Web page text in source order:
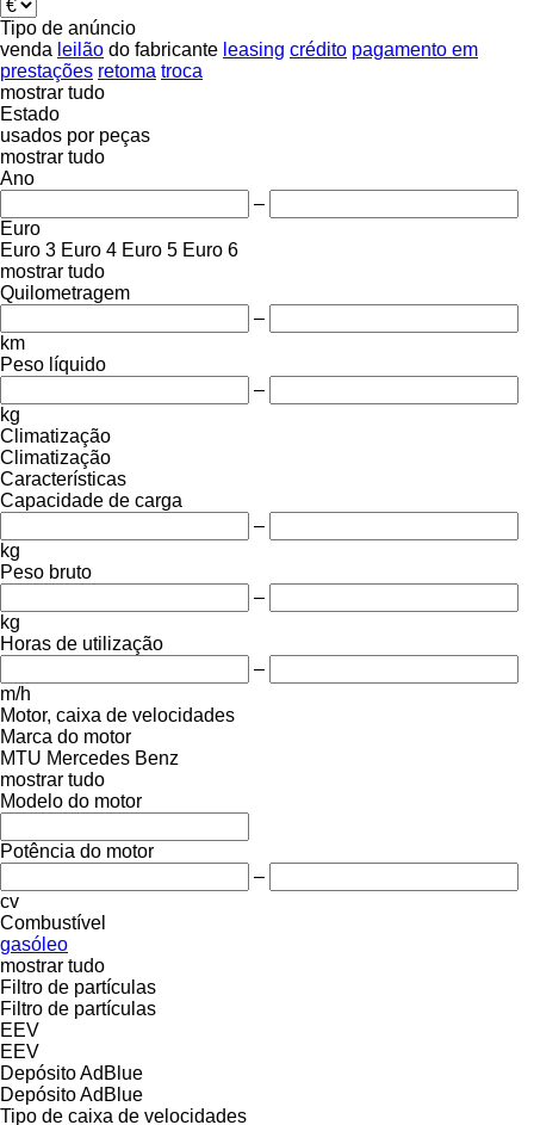
Tipo de anúncio
venda leilão do fabricante leasing crédito pagamento em
prestações retoma troca
mostrar tudo
Estado
usados por peças
mostrar tudo
Ano
–
Euro
Euro 3 Euro 4 Euro 5 Euro 6
mostrar tudo
Quilometragem
–
km
Peso líquido
–
kg
Climatização
Climatização
Características
Capacidade de carga
–
kg
Peso bruto
–
kg
Horas de utilização
–
m/h
Motor, caixa de velocidades
Marca do motor
MTU Mercedes Benz
mostrar tudo
Modelo do motor
Potência do motor
–
cv
Combustível
gasóleo
mostrar tudo
Filtro de partículas
Filtro de partículas
EEV
EEV
Depósito AdBlue
Depósito AdBlue
Tipo de caixa de velocidades